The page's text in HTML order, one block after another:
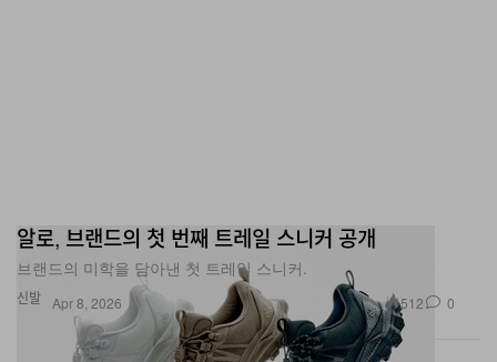
신발
알로, 브랜드의 첫 번째 트레일 스니커 공개
브랜드의 미학을 담아낸 첫 트레일 스니커.
Apr 8, 2026 512 0